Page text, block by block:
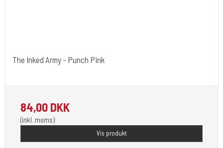
The Inked Army - Punch Pink
84,00 DKK
(inkl. moms)
Vis produkt